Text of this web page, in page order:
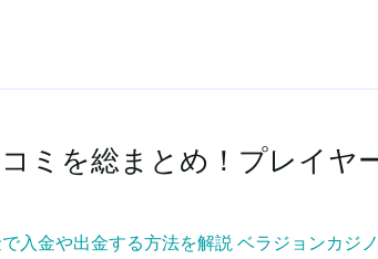
ミを総まとめ！プレイヤ
入金や出金する方法を解説 ベラジョンカジ